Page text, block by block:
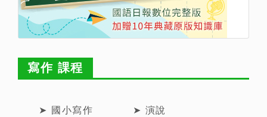
寫作 課程
➤ 國小寫作 ➤ 演說